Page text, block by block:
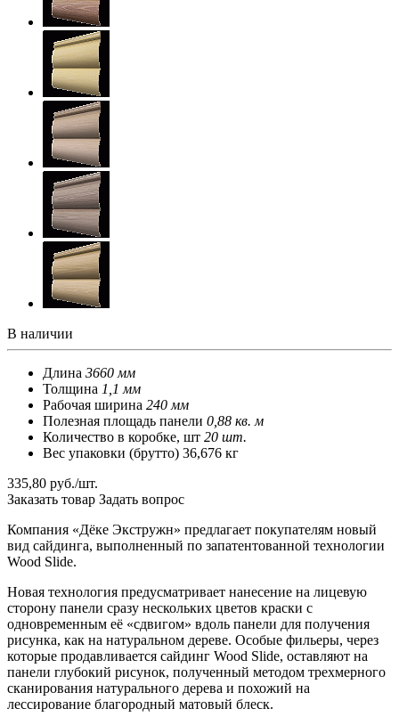
В наличии
Длина 3660 мм
Толщина 1,1 мм
Рабочая ширина 240 мм
Полезная площадь панели 0,88 кв. м
Количество в коробке, шт 20 шт.
Вес упаковки (брутто) 36,676 кг
335,80 руб./шт.
Заказать товар Задать вопрос
Компания «Дёке Экстружн» предлагает покупателям новый
вид сайдинга, выполненный по запатентованной технологии
Wood Slide.
Новая технология предусматривает нанесение на лицевую
сторону панели сразу нескольких цветов краски с
одновременным её «сдвигом» вдоль панели для получения
рисунка, как на натуральном дереве. Особые фильеры, через
которые продавливается сайдинг Wood Slide, оставляют на
панели глубокий рисунок, полученный методом трехмерного
сканирования натурального дерева и похожий на
лессирование благородный матовый блеск.